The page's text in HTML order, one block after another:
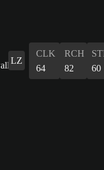
LZ
CLK
64
RCH
82
60